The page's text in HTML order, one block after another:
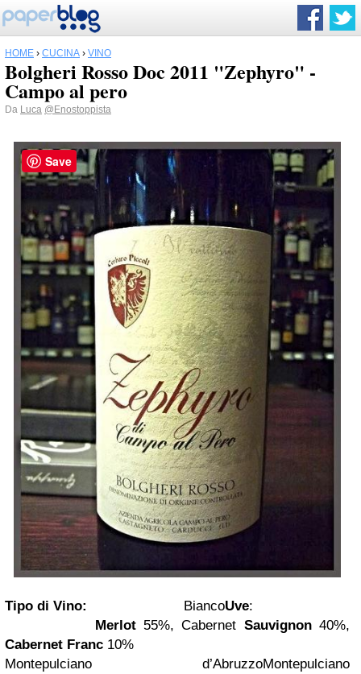
HOME › CUCINA › VINO
Bolgheri Rosso Doc 2011 "Zephyro" -
Campo al pero
Da Luca @Enostoppista
Tipo di Vino: BiancoUve:
Merlot55%, Cabernet Sauvignon40%,
Cabernet Franc 10%
Montepulciano d’AbruzzoMontepulciano
Save